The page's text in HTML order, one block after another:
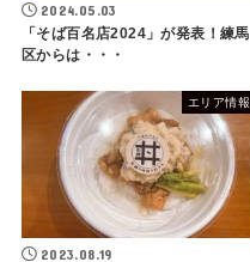
2024.05.03
「そば百名店2024」が発表！練馬
区からは・・・
エリア情報
2023.08.19